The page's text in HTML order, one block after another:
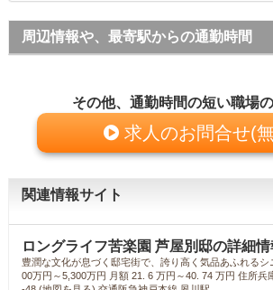
周辺情報や、最寄駅からの通勤時間
その他、通勤時間の短い職場
求人のお問合せ(
関連情報サイト
ロングライフ苦楽園 芦屋別邸の詳細
豊潤な文化が息づく邸宅街で、誇り高く気品あふれる
00万円～5,300万円 月額 21. 6 万円～40. 74 万円 住所兵